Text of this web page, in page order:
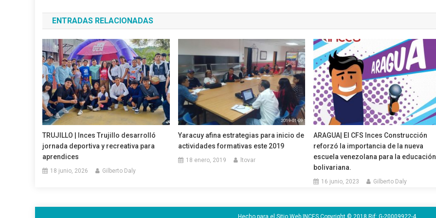
de
entradas
ENTRADAS RELACIONADAS
TRUJILLO | Inces Trujillo desarrolló
jornada deportiva y recreativa para
aprendices
18 junio, 2026 Gilberto Daly
Yaracuy afina estrategias para inicio de
actividades formativas este 2019
18 enero, 2019 ltovar
ARAGUA| El CFS Inces Construcción
reforzó la importancia de la nueva
escuela venezolana para la educación
bolivariana.
16 junio, 2023 Gilberto Daly